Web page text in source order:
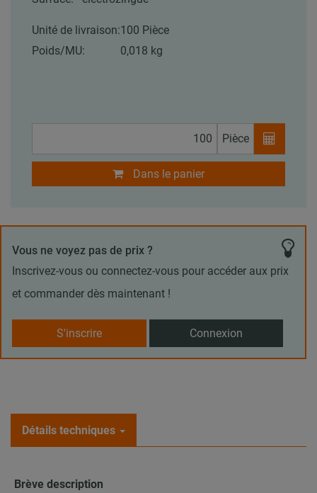
Unité de livraison:100 Pièce
Poids/MU:
0,018 kg
Pièce
Dans le panier
Vous ne voyez pas de prix ?
Inscrivez-vous ou connectez-vous pour accéder aux prix
et commander dès maintenant !
S'inscrire Connexion
Détails techniques
Brève description